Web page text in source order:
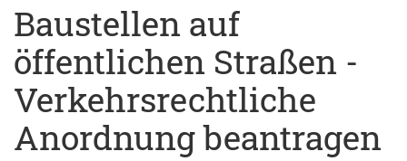
Baustellen auf
öffentlichen Straßen -
Verkehrsrechtliche
Anordnung beantragen